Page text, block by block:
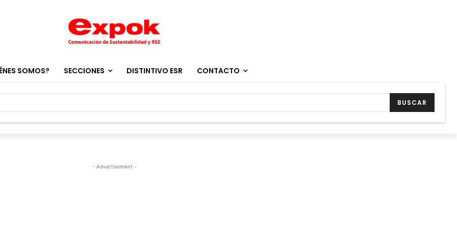
SOMOS? SECCIONES DISTINTIVO ESR CONTACTO
BUSCAR
- Advertisement -